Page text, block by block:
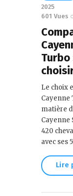
2025
601 Vues
Turbo
Le choix
Cayenne
matière
Cayenne
420
avec ses
Lire